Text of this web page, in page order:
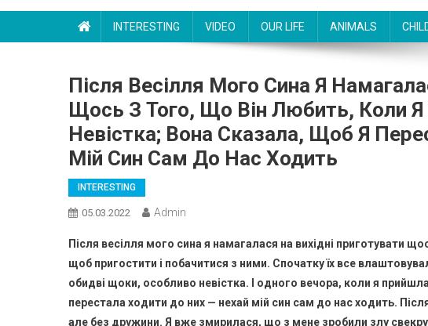
INTERESTING VIDEO OUR LIFE ANIMALS
Після Весілля Мого Сина Я
Щось З Того, Що Він Любить, Коли
Невістка; Вона Сказала, Щоб Я
Мій Син Сам До Нас Ходить
INTERESTING
05.03.2022 Admin
Після весілля мого сина я намагалася на вихідні приготувати
щоб пригостити і побачитися з ними. Спочатку їх все
обидві щоки, особливо невістка. І одного вечора, коли я
перестала ходити до них — нехай мій син сам до нас ходить.
але без дружини. Я вже змирилася, що з мене зробили злу